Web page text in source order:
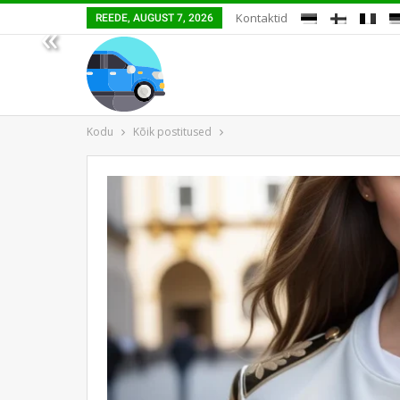
« REEDE, AUGUST 7, 2026 Kontaktid
Kodu Kõik postitused